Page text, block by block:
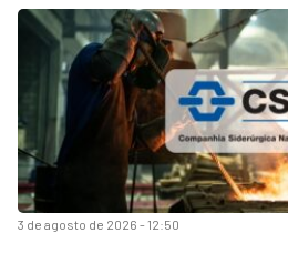
3 de agosto de 2026 - 12:50